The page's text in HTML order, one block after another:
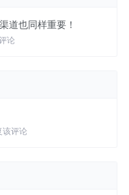
道也同样重要！
论
该评论